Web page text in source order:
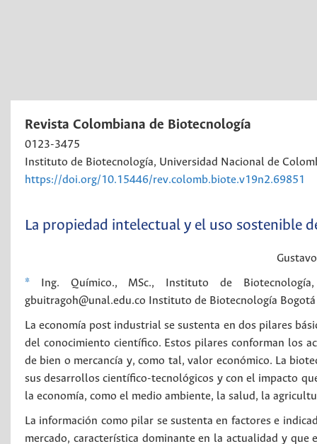
Revista Colombiana de Biotecnología
0123-3475
Instituto de Biotecnología, Universidad Nacional de
https://doi.org/10.15446/rev.colomb.biote.v19n2.69851
La propiedad intelectual y el uso sostenible
Gustavo
*
Ing. Químico., MSc., Instituto de
gbuitragoh@unal.edu.co
Instituto de Biotecnología Bogotá
La economía post industrial se sustenta en dos pilares
del conocimiento científico. Estos pilares conforman los
de bien o mercancía y, como tal, valor económico. La
sus desarrollos científico-tecnológicos y con el impacto
la economía, como el medio ambiente, la salud, la
La información como pilar se sustenta en factores e
mercado, característica dominante en la actualidad y